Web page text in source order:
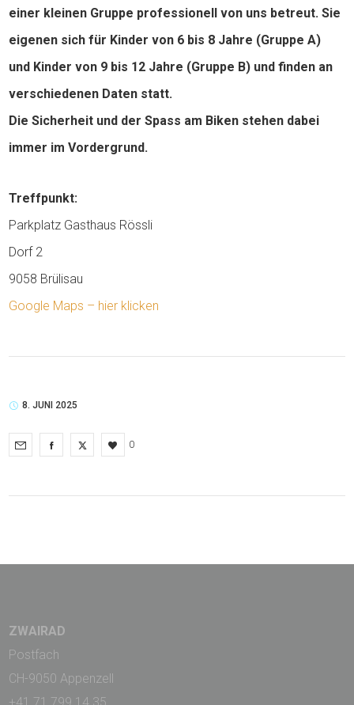
einer kleinen Gruppe professionell von uns betreut. Sie
eigenen sich für Kinder von 6 bis 8 Jahre (Gruppe A)
und Kinder von 9 bis 12 Jahre (Gruppe B) und finden an
verschiedenen Daten statt.
Die Sicherheit und der Spass am Biken stehen dabei
immer im Vordergrund.
Treffpunkt:
Parkplatz Gasthaus Rössli
Dorf 2
9058 Brülisau
Google Maps – hier klicken
8. JUNI 2025
0
ZWAIRAD
Postfach
CH-9050 Appenzell